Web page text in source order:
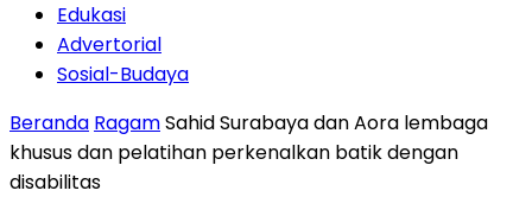
Edukasi
Advertorial
Sosial-Budaya
Beranda RagamSahid Surabaya dan Aora lembaga
khusus dan pelatihan perkenalkan batik dengan
disabilitas